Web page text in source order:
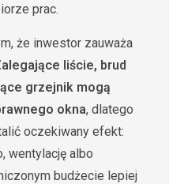
prac.
że inwestor zauważa
liście, brud
grzejnik mogą
okna, dlatego
oczekiwany efekt:
wentylację albo
budżecie lepiej